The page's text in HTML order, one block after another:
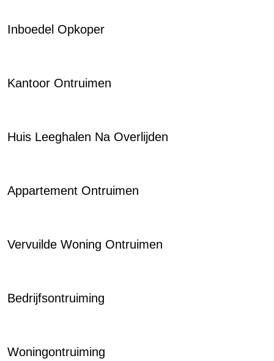
Inboedel Opkoper
Kantoor Ontruimen
Huis Leeghalen Na Overlijden
Appartement Ontruimen
Vervuilde Woning Ontruimen
Bedrijfsontruiming
Woningontruiming